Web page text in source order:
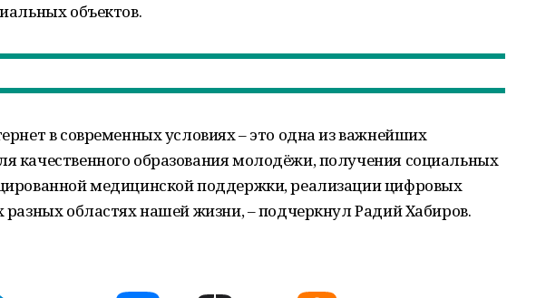
объектов.
в современных условиях – это одна из важнейших
качественного образования молодёжи, получения социальных
медицинской поддержки, реализации цифровых
разных областях нашей жизни, – подчеркнул Радий Хабиров.